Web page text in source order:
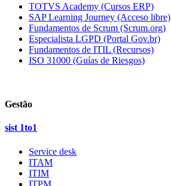
TOTVS Academy (Cursos ERP)
SAP Learning Journey (Acceso libre)
Fundamentos de Scrum (Scrum.org)
Especialista LGPD (Portal Gov.br)
Fundamentos de ITIL (Recursos)
ISO 31000 (Guías de Riesgos)
Gestão
sist 1to1
Service desk
ITAM
ITIM
ITPM